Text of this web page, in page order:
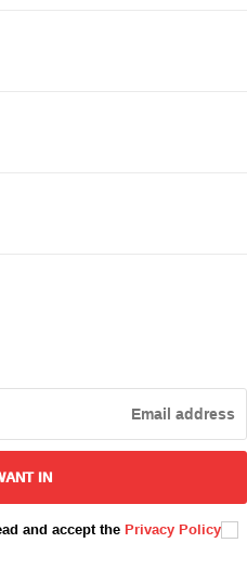
ئەزا IN
and accept the Privacy Policy